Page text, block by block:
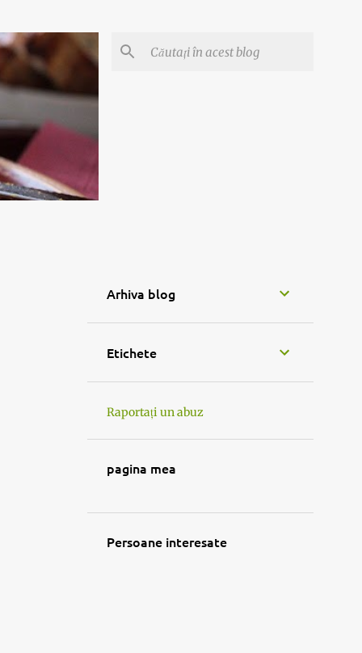
Arhiva blog
Etichete
Raportați un abuz
pagina mea
Persoane interesate